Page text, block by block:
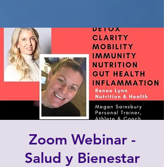
Zoom Webinar -
Salud y Bienestar